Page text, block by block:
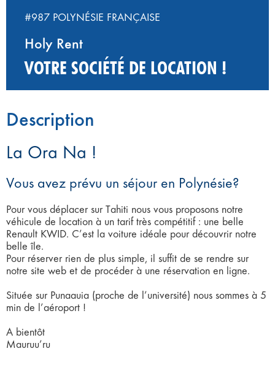
#987 POLYNÉSIE FRANÇAISE
Holy Rent
VOTRE SOCIÉTÉ DE LOCATION !
Description
La Ora Na !
Vous avez prévu un séjour en Polynésie?
Pour vous déplacer sur Tahiti nous vous proposons notre
véhicule de location à un tarif très compétitif : une belle
Renault KWID. C’est la voiture idéale pour découvrir notre
belle île.
Pour réserver rien de plus simple, il suffit de se rendre sur
notre site web et de procéder à une réservation en ligne.
Située sur Punaauia (proche de l’université) nous sommes à 5
min de l’aéroport !
A bientôt
Mauruu’ru